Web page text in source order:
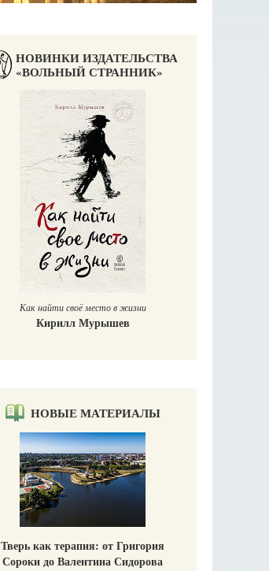
НОВИНКИ ИЗДАТЕЛЬСТВА
«ВОЛЬНЫЙ СТРАННИК»
Как найти своё место в жизни
Кирилл Мурышев
НОВЫЕ МАТЕРИАЛЫ
Тверь как терапия: от Григория
Сороки до Валентина Сидорова